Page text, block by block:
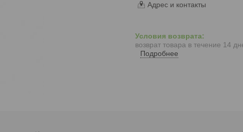
Адрес и контакты
возврат товара в течение 14
Подробнее